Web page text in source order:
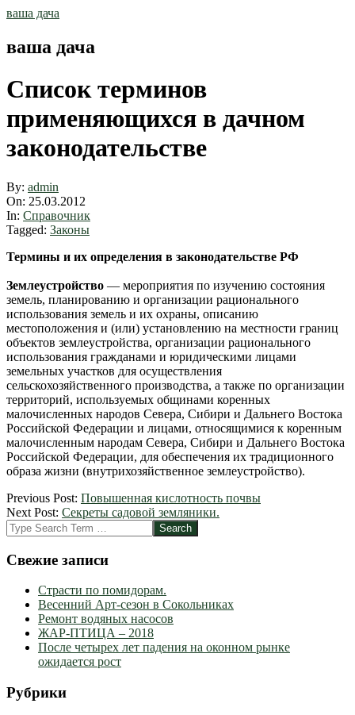
Skip
ваша дача
ваша дача
Список терминов
применяющихся в дачном
законодательстве
By: admin
On: 25.03.2012
In: Справочник
Tagged: Законы
Термины и их определения в законодательстве РФ
Землеустройство — мероприятия по изучению состояния
земель, планированию и организации рационального
использования земель и их охраны, описанию
местоположения и (или) установлению на местности границ
объектов землеустройства, организации рационального
использования гражданами и юридическими лицами
земельных участков для осуществления
сельскохозяйственного производства, а также по организации
территорий, используемых общинами коренных
малочисленных народов Севера, Сибири и Дальнего Востока
Российской Федерации и лицами, относящимися к коренным
малочисленным народам Севера, Сибири и Дальнего Востока
Российской Федерации, для обеспечения их традиционного
образа жизни (внутрихозяйственное землеустройство).
2012-
03-
25
Previous Post: Повышенная кислотность почвы
Next Post: Секреты садовой земляники.
Search
Свежие записи
Страсти по помидорам.
Весенний Арт-сезон в Сокольниках
Ремонт водяных насосов
ЖАР-ПТИЦА – 2018
После четырех лет падения на оконном рынке
ожидается рост
Рубрики